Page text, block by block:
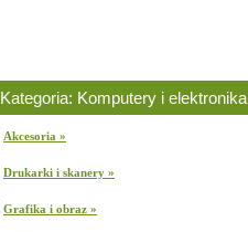
Kategoria: Komputery i elektronika
Akcesoria »
Drukarki i skanery »
Grafika i obraz »